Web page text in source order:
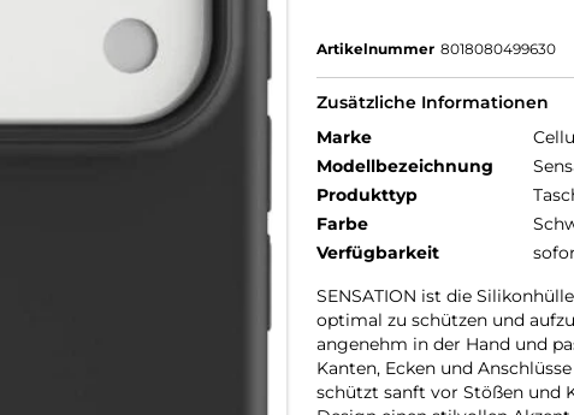
Artikelnummer 8018080499630
Zusätzliche Informationen
Marke
Modellbezeichnung
Produkttyp
Farbe
Verfügbarkeit
SENSATION ist die
optimal zu schützen und
angenehm in der Hand und
Kanten, Ecken und
schützt sanft vor Stößen und